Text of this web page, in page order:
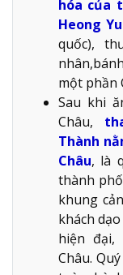
hóa của
Heong
quốc),
một phần
Sau khi
Châu,
Thành
Châu, là
thành
khung
khách
hiện đại,
Châu.